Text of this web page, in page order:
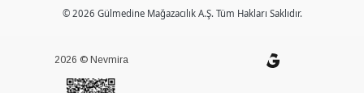
© 2026 Gülmedine Mağazacılık A.Ş. Tüm Hakları Saklıdır.
2026 © Nevmira